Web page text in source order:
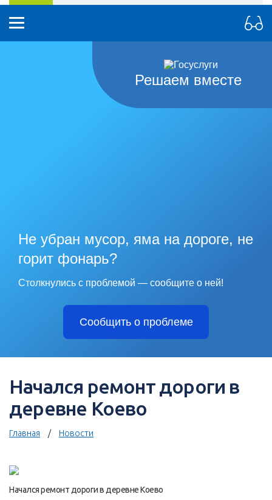
Решаем вместе
Не убран мусор, яма на дороге, не
горит фонарь?
Столкнулись с проблемой — сообщите о ней!
Сообщить о проблеме
Начался ремонт дороги в
деревне Коево
Главная Новости
Начался ремонт дороги в деревне Коево